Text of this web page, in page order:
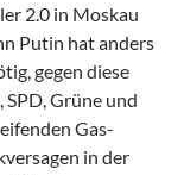
2.0 in Moskau
Putin hat anders
gegen diese
Grüne und
Gas-
in der